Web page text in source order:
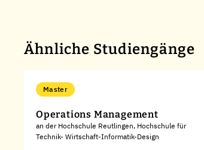
Ähnliche Studiengänge
Master
Operations Management
an der Hochschule Reutlingen, Hochschule für
Technik- Wirtschaft-Informatik-Design